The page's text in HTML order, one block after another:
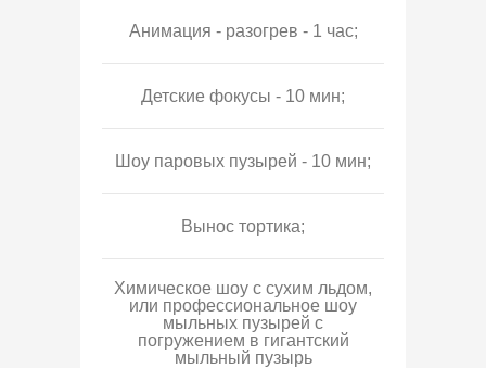
Анимация - разогрев - 1 час;
Детские фокусы - 10 мин;
Шоу паровых пузырей - 10 мин;
Вынос тортика;
Химическое шоу с сухим льдом,
или профессиональное шоу
мыльных пузырей с
погружением в гигантский
мыльный пузырь